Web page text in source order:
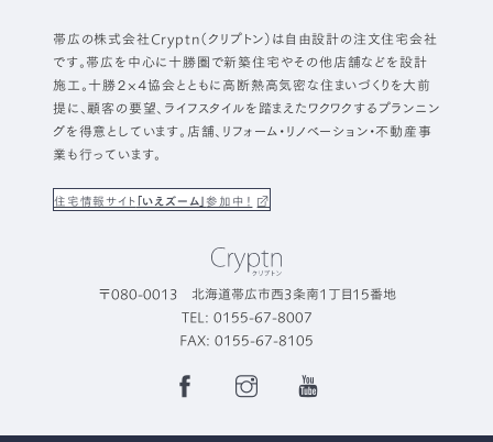
帯広の株式会社Cryptn（クリプトン）は自由設計の注文住宅会社
です。帯広を中心に十勝圏で新築住宅やその他店舗などを設計
施工。十勝２×４協会とともに高断熱高気密な住まいづくりを大前
提に、顧客の要望、ライフスタイルを踏まえたワクワクするプランニン
グを得意としています。店舗、リフォーム・リノベーション・不動産事
業も行っています。
住宅情報サイト「いえズーム」参加中！
〒080-0013 北海道帯広市西3条南1丁目15番地
TEL: 0155-67-8007
FAX: 0155-67-8105
FacebookInstagramYouTube